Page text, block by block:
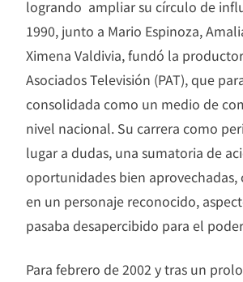
logrando ampliar su círculo de
1990, junto a Mario Espinoza,
Ximena Valdivia, fundó la
Asociados Televisión (PAT), que
consolidada como un medio de
nivel nacional. Su carrera como
lugar a dudas, una sumatoria de
oportunidades bien
en un personaje reconocido,
pasaba desapercibido para el
Para febrero de 2002 y tras un